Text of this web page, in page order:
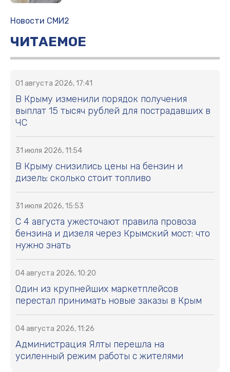
Новости СМИ2
ЧИТАЕМОЕ
01 августа 2026, 17:41
В Крыму изменили порядок получения
выплат 15 тысяч рублей для пострадавших в
ЧС
31 июля 2026, 11:54
В Крыму снизились цены на бензин и
дизель: сколько стоит топливо
31 июля 2026, 15:53
С 4 августа ужесточают правила провоза
бензина и дизеля через Крымский мост: что
нужно знать
04 августа 2026, 10:20
Один из крупнейших маркетплейсов
перестал принимать новые заказы в Крым
04 августа 2026, 11:26
Администрация Ялты перешла на
усиленный режим работы с жителями